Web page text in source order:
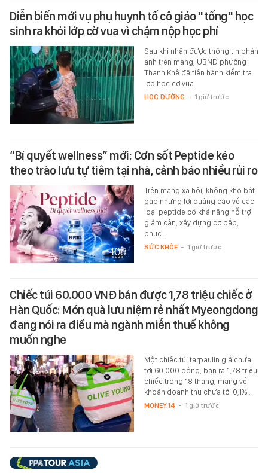
Diễn biến mới vụ phụ huynh tố cô giáo "tống" học
sinh ra khỏi lớp cờ vua vì chậm nộp học phí
Sau khi nhận được thông tin phản
ánh trên mạng, UBND phường
Thanh Khê đã tiến hành kiểm tra
lớp học cờ vua.
HỌC ĐƯỜNG - 1 giờ trước
“Bí quyết wellness” mới: Cơn sốt Peptide kéo
theo trào lưu tự tiêm tại nhà, cảnh báo nhiều rủi ro
Trên mạng xã hội, không khó bắt
gặp những lời quảng cáo về các
loại peptide có khả năng hỗ trợ
giảm cân, xây dựng cơ bắp,
phục…
SỨC KHỎE - 1 giờ trước
Chiếc túi 60.000 VNĐ bán được 1,78 triệu chiếc ở
Hàn Quốc: Món quà lưu niệm rẻ nhất Myeongdong
đang nói ra điều mà ngành miễn thuế không
muốn nghe
Một chiếc túi tarpaulin giá chưa
tới 60.000 đồng, bán ra 1,78 triệu
chiếc trong 18 tháng, mang về
khoản doanh thu chưa tới 0,1%…
MONEY.14 - 1 giờ trước